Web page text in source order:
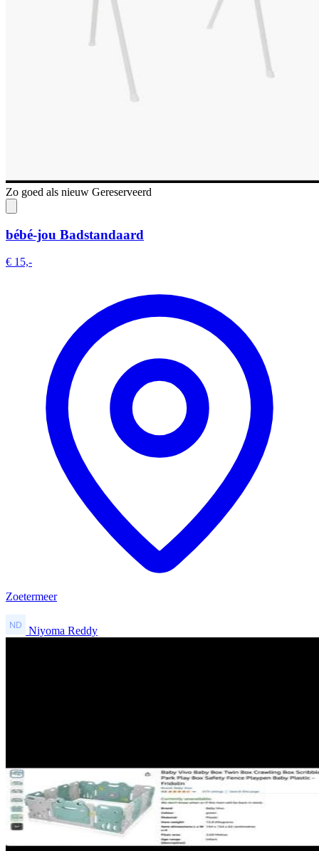
Zo goed als nieuw Gereserveerd
bébé-jou Badstandaard
€ 15,-
Zoetermeer
Niyoma Reddy